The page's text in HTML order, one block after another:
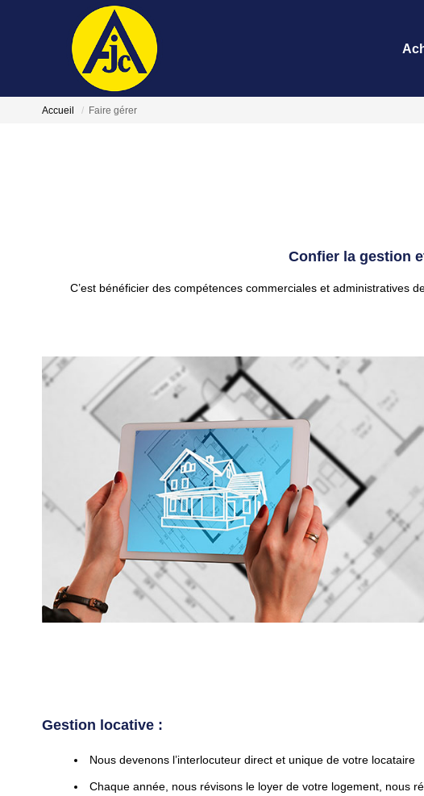
Accueil Faire gérer
Confier la gestion
C’est bénéficier des compétences commerciales et administratives
Gestion locative :
Nous devenons l’interlocuteur direct et unique de votre locataire
Chaque année, nous révisons le loyer de votre logement, nous